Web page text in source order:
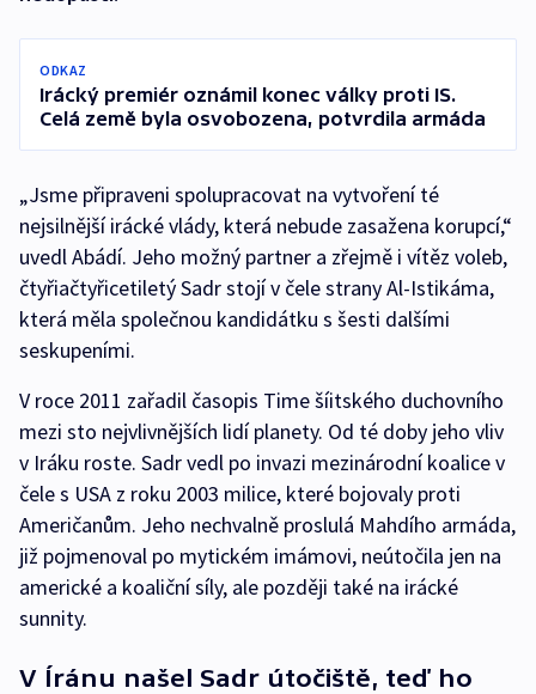
ODKAZ
Irácký premiér oznámil konec války proti IS.
Celá země byla osvobozena, potvrdila armáda
„Jsme připraveni spolupracovat na vytvoření té
nejsilnější irácké vlády, která nebude zasažena korupcí,“
uvedl Abádí. Jeho možný partner a zřejmě i vítěz voleb,
čtyřiačtyřicetiletý Sadr stojí v čele strany Al-Istikáma,
která měla společnou kandidátku s šesti dalšími
seskupeními.
V roce 2011 zařadil časopis Time šíitského duchovního
mezi sto nejvlivnějších lidí planety. Od té doby jeho vliv
v Iráku roste. Sadr vedl po invazi mezinárodní koalice v
čele s USA z roku 2003 milice, které bojovaly proti
Američanům. Jeho nechvalně proslulá Mahdího armáda,
již pojmenoval po mytickém imámovi, neútočila jen na
americké a koaliční síly, ale později také na irácké
sunnity.
V Íránu našel Sadr útočiště, teď ho